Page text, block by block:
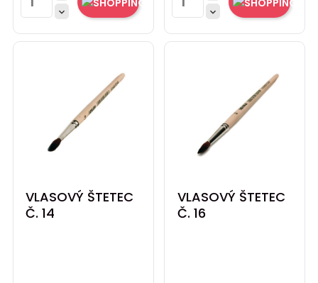


VLASOVÝ ŠTETEC
Č. 14
VLASOVÝ ŠTETEC
Č. 16